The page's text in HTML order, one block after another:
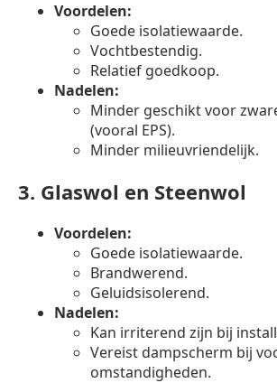
Voordelen:
Goede isolatiewaarde.
Vochtbestendig.
Relatief goedkoop.
Nadelen:
Minder geschikt voor
(vooral EPS).
Minder milieuvriendelijk.
3. Glaswol en Steenwol
Voordelen:
Goede isolatiewaarde.
Brandwerend.
Geluidsisolerend.
Nadelen:
Kan irriterend zijn bij
Vereist dampscherm bij
omstandigheden.